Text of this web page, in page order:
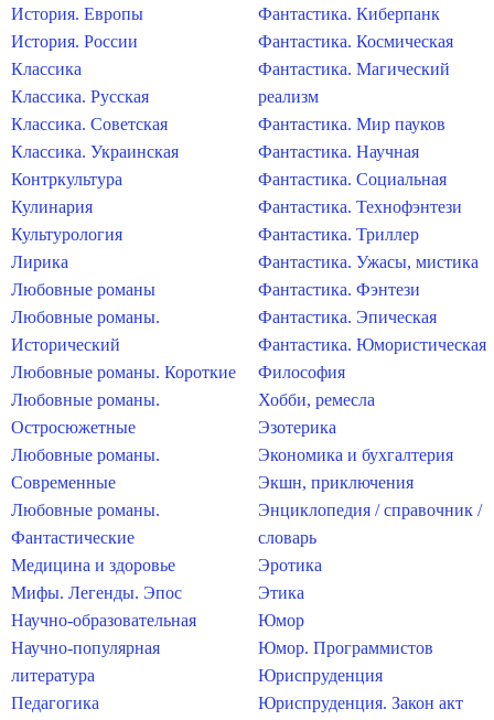
История. Европы
История. России
Классика
Классика. Русская
Классика. Советская
Классика. Украинская
Контркультура
Кулинария
Культурология
Лирика
Любовные романы
Любовные романы.
Исторический
Любовные романы. Короткие
Любовные романы.
Остросюжетные
Любовные романы.
Современные
Любовные романы.
Фантастические
Медицина и здоровье
Мифы. Легенды. Эпос
Научно-образовательная
Научно-популярная
литература
Педагогика
Фантастика. Киберпанк
Фантастика. Космическая
Фантастика. Магический
реализм
Фантастика. Мир пауков
Фантастика. Научная
Фантастика. Социальная
Фантастика. Технофэнтези
Фантастика. Триллер
Фантастика. Ужасы, мистика
Фантастика. Фэнтези
Фантастика. Эпическая
Фантастика. Юмористическая
Философия
Хобби, ремесла
Эзотерика
Экономика и бухгалтерия
Экшн, приключения
Энциклопедия / справочник /
словарь
Эротика
Этика
Юмор
Юмор. Программистов
Юриспруденция
Юриспруденция. Закон акт